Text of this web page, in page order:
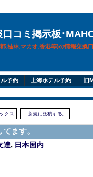
コミ掲示板･
,桂林,マカオ,香港等)の情報交換
予約 上海ホテル予約 旧
クス 新規に投稿する。
ます。
達, 日本国内